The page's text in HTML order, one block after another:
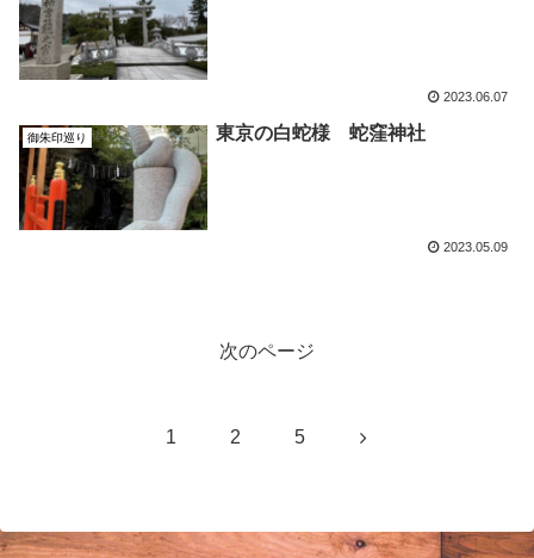
2023.06.07
御朱印巡り 東京の白蛇様 蛇窪神社
2023.05.09
次のページ
1 2 5 次